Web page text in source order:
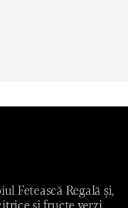
Fetească Regală și,